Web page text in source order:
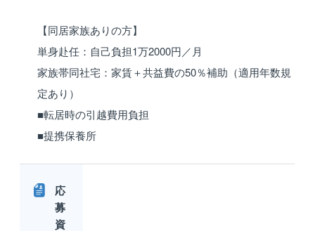
【同居家族ありの方】
単身赴任：自己負担1万2000円／月
家族帯同社宅：家賃＋共益費の50％補助（適用年数規
定あり）
■転居時の引越費用負担
■提携保養所
応
募
資